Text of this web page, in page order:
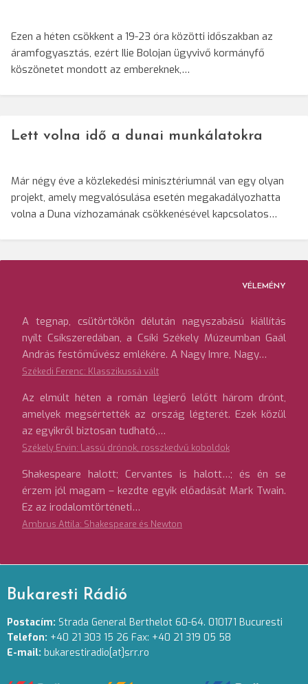
Ezen a héten csökkent a 19-23 óra közötti időszakban az
áramfogyasztás, ezért Ilie Bolojan ügyvivő kormányfő
köszönetet mondott az embereknek,…
Lett volna idő a dunai munkálatokra
Már négy éve a közlekedési minisztériumnál van egy olyan
projekt, amely megvalósulása esetén megakadályozhatta
volna a Duna vízhozamának csökkenésével kapcsolatos…
VÉLEMÉNY
A tegnap, csütörtökön délután nagyszabású kiállítás
nyílt Csíkszeredában, a Csíki Székely Múzeumban Gaál
András festőművész emlékére. A Nagy Imre, Nagy…
Székedi Ferenc: Klasszikussá vált
Az elmúlt héten a román légierő lelőtt három drónt,
amelyek megsértették az ország légterét. Ezek közül
az egyikről biztosan tudható,…
Székely Ervin: Lassú drónok, rosszkedvű koboldok
Shakespeare halott; Cervantes is halott…; és én se
érzem jól magam – kezdte egyik előadását Mark Twain.
Ez az irodalomtörténeti…
Ambrus Attila: Shakespeare és Newton
Bukaresti Rádió
Postacím: Strada General Berthelot 60-64. 010171 Bucuresti
Telefon: +40 21 303 15 26 Fax: +40 21 319 05 58
E-mail: bukarestiradio[at]srr.ro